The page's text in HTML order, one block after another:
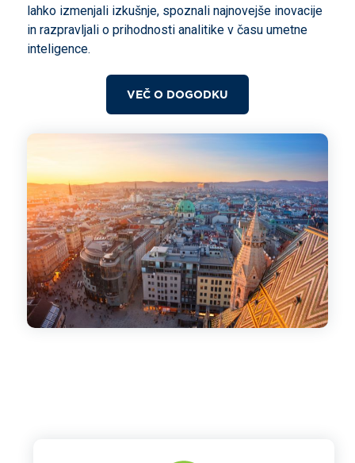
lahko izmenjali izkušnje, spoznali najnovejše inovacije
in razpravljali o prihodnosti analitike v času umetne
inteligence.
VEČ O DOGODKU